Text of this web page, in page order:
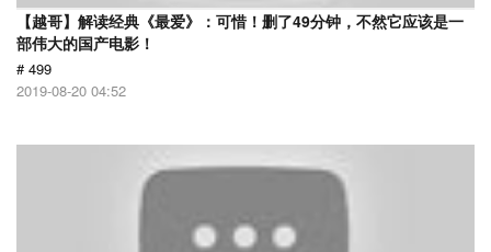
【越哥】解读经典《最爱》：可惜！删了49分钟，不然它应该是一
部伟大的国产电影！
# 499
2019-08-20 04:52